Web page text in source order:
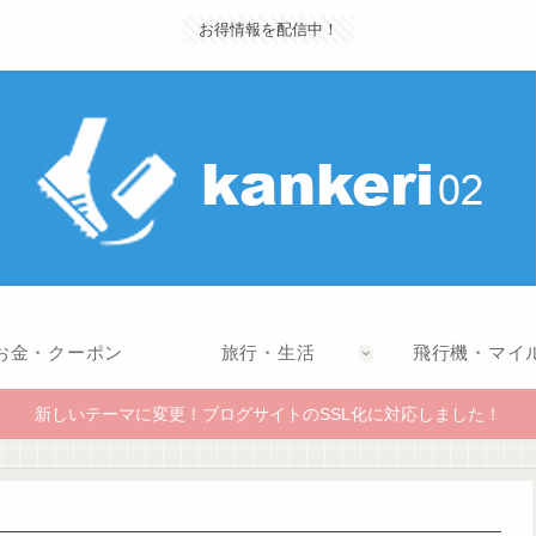
お得情報を配信中！
金・クーポン 旅行・生活 飛行機・マイ
新しいテーマに変更！ブログサイトのSSL化に対応しました！